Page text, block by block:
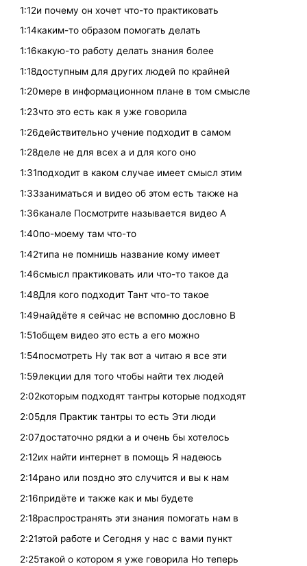
1:12и почему он хочет что-то практиковать
1:14каким-то образом помогать делать
1:16какую-то работу делать знания более
1:18доступным для других людей по крайней
1:20мере в информационном плане в том смысле
1:23что это есть как я уже говорила
1:26действительно учение подходит в самом
1:28деле не для всех а и для кого оно
1:31подходит в каком случае имеет смысл этим
1:33заниматься и видео об этом есть также на
1:36канале Посмотрите называется видео А
1:40по-моему там что-то
1:42типа не помнишь название кому имеет
1:46смысл практиковать или что-то такое да
1:48Для кого подходит Тант что-то такое
1:49найдёте я сейчас не вспомню дословно В
1:51общем видео это есть а его можно
1:54посмотреть Ну так вот а читаю я все эти
1:59лекции для того чтобы найти тех людей
2:02которым подходят тантры которые подходят
2:05для Практик тантры то есть Эти люди
2:07достаточно рядки а и очень бы хотелось
2:12их найти интернет в помощь Я надеюсь
2:14рано или поздно это случится и вы к нам
2:16придёте и также как и мы будете
2:18распространять эти знания помогать нам в
2:21этой работе и Сегодня у нас с вами пункт
2:25такой о котором я уже говорила Но теперь